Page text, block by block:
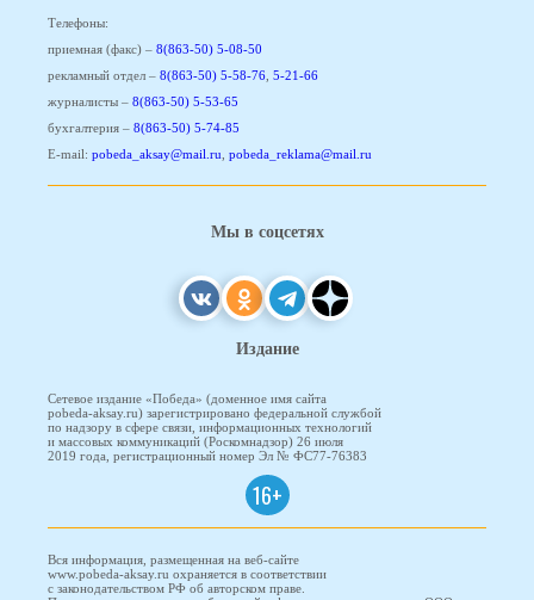
Телефоны:
приемная (факс) – 8(863-50) 5-08-50
рекламный отдел – 8(863-50) 5-58-76, 5-21-66
журналисты – 8(863-50) 5-53-65
бухгалтерия – 8(863-50) 5-74-85
E-mail: pobeda_aksay@mail.ru, pobeda_reklama@mail.ru
Мы в соцсетях
Издание
Сетевое издание «Победа» (доменное имя сайта
pobeda-aksay.ru) зарегистрировано федеральной службой
по надзору в сфере связи, информационных технологий
и массовых коммуникаций (Роскомнадзор) 26 июля
2019 года, регистрационный номер Эл № ФС77-76383
16+
Вся информация, размещенная на веб-сайте
www.pobeda-aksay.ru охраняется в соответствии
с законодательством РФ об авторском праве.